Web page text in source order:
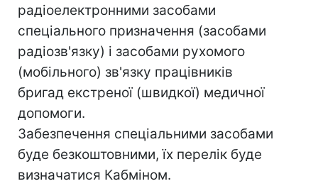
радіоелектронними засобами
спеціального призначення (засобами
радіозв'язку) і засобами рухомого
(мобільного) зв'язку працівників
бригад екстреної (швидкої) медичної
допомоги.
Забезпечення спеціальними засобами
буде безкоштовними, їх перелік буде
визначатися Кабміном.